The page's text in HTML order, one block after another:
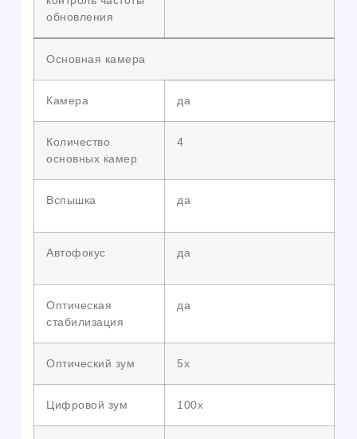
обновления
Основная камера
Камера да
Количество
основных камер
4
Вспышка да
Автофокус да
Оптическая
стабилизация
да
Оптический зум 5x
Цифровой зум 100x